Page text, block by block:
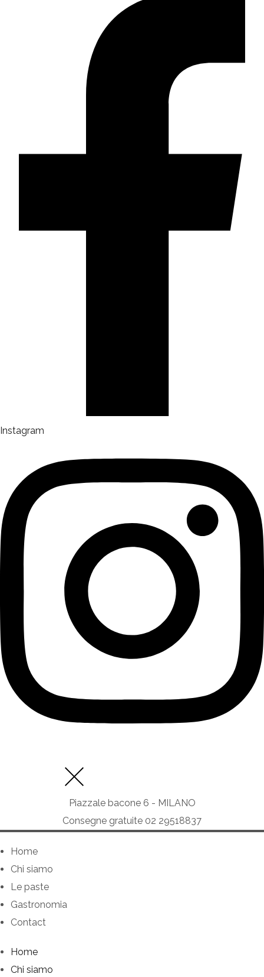
Instagram
Piazzale bacone 6 - MILANO
Consegne gratuite 02 29518837
Home
Chi siamo
Le paste
Gastronomia
Contact
Home
Chi siamo